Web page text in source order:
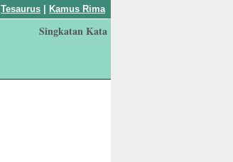
Tesaurus Kamus Rima
Singkatan Kata